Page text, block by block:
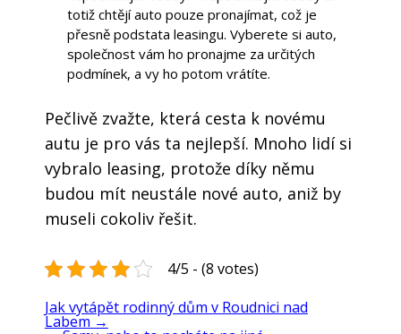
totiž chtějí auto pouze pronajímat, což je
přesně podstata leasingu. Vyberete si auto,
společnost vám ho pronajme za určitých
podmínek, a vy ho potom vrátíte.
Pečlivě zvažte, která cesta k novému
autu je pro vás ta nejlepší. Mnoho lidí si
vybralo leasing, protože díky němu
budou mít neustále nové auto, aniž by
museli cokoliv řešit.
4/5 - (8 votes)
Jak vytápět rodinný dům v Roudnici nad
Labem→